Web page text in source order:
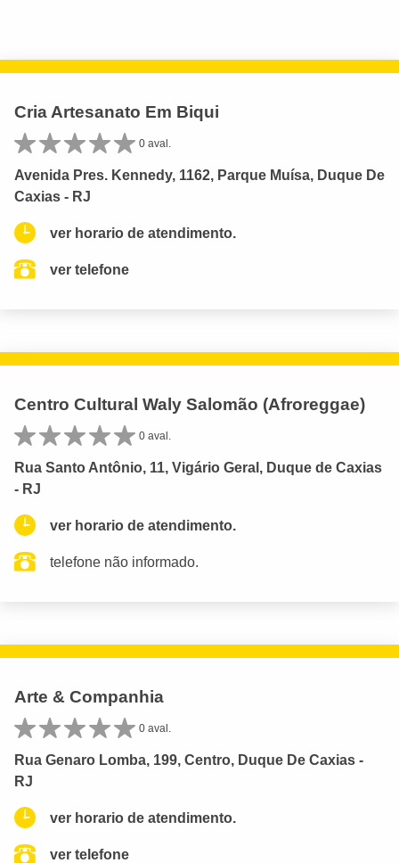
Cria Artesanato Em Biqui
0 aval.
Avenida Pres. Kennedy, 1162, Parque Muísa, Duque De
Caxias - RJ
ver horario de atendimento.
ver telefone
Centro Cultural Waly Salomão (Afroreggae)
0 aval.
Rua Santo Antônio, 11, Vigário Geral, Duque de Caxias
- RJ
ver horario de atendimento.
telefone não informado.
Arte & Companhia
0 aval.
Rua Genaro Lomba, 199, Centro, Duque De Caxias -
RJ
ver horario de atendimento.
ver telefone